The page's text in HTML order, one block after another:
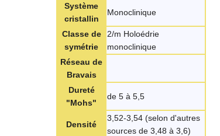
Système
cristallin
Monoclinique
Classe de
symétrie
2/m Holoédrie
monoclinique
Réseau de
Bravais
Dureté
"Mohs"
de 5 à 5,5
Densité
3,52-3,54 (selon d'autres
sources de 3,48 à 3,6)